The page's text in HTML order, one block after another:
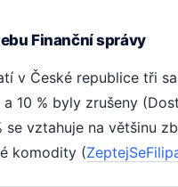
Finanční správy
v České republice tři
a 10 % byly zrušeny
se vztahuje na většinu
komodity (